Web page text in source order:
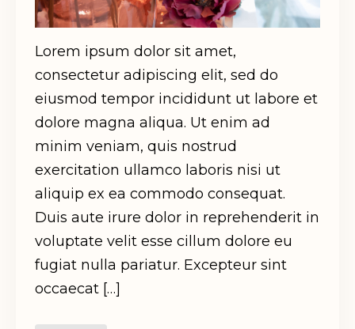
Lorem ipsum dolor sit amet,
consectetur adipiscing elit, sed do
eiusmod tempor incididunt ut labore et
dolore magna aliqua. Ut enim ad
minim veniam, quis nostrud
exercitation ullamco laboris nisi ut
aliquip ex ea commodo consequat.
Duis aute irure dolor in reprehenderit in
voluptate velit esse cillum dolore eu
fugiat nulla pariatur. Excepteur sint
occaecat […]